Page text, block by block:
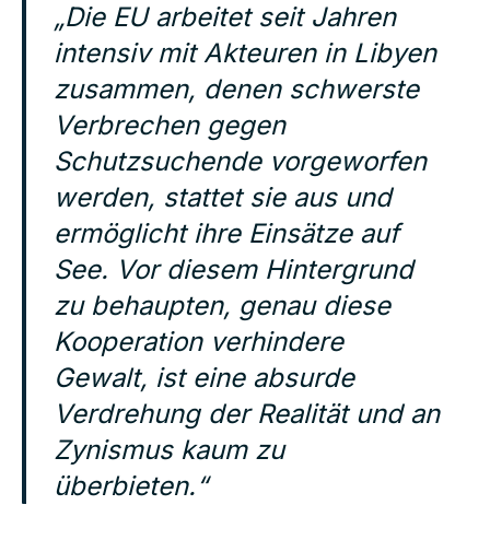
„Die EU arbeitet seit Jahren
intensiv mit Akteuren in Libyen
zusammen, denen schwerste
Verbrechen gegen
Schutzsuchende vorgeworfen
werden, stattet sie aus und
ermöglicht ihre Einsätze auf
See. Vor diesem Hintergrund
zu behaupten, genau diese
Kooperation verhindere
Gewalt, ist eine absurde
Verdrehung der Realität und an
Zynismus kaum zu
überbieten.“